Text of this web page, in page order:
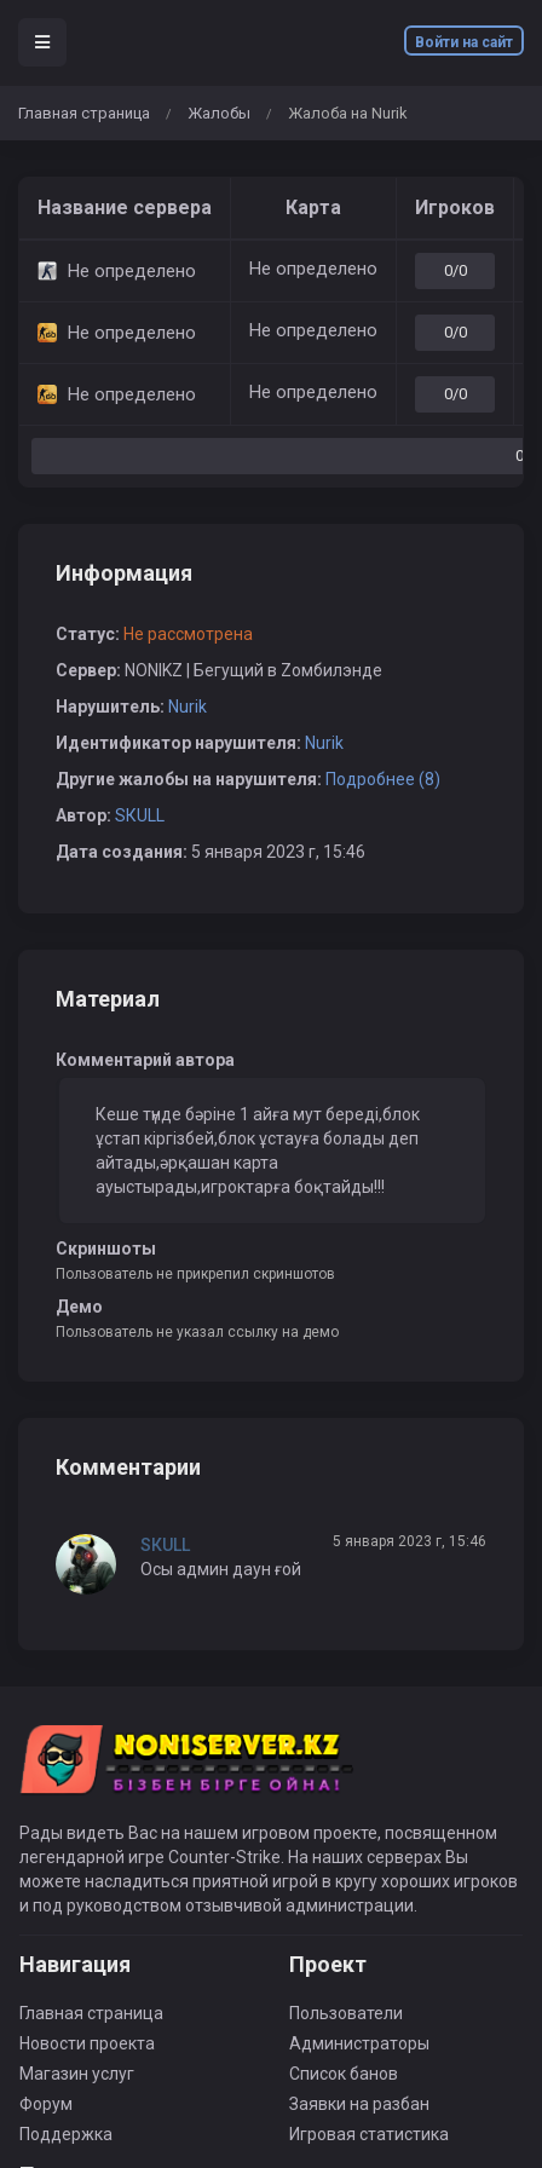
Войти на сайт
Главная страница / Жалобы / Жалоба на Nurik
Название сервера Карта Игроков
Не определено Не определено 0/0
Не определено Не определено 0/0
Не определено Не определено 0/0
0/0
Информация
Статус: Не рассмотрена
Сервер: NONIKZ | Бегущий в Zомбилэнде
Нарушитель: Nurik
Идентификатор нарушителя: Nurik
Другие жалобы на нарушителя: Подробнее (8)
Автор: SКULL
Дата создания: 5 января 2023 г, 15:46
Материал
Комментарий автора
Кеше түнде бәріне 1 айға мут береді,блок
ұстап кіргізбей,блок ұстауға болады деп
айтады,әрқашан карта
ауыстырады,игроктарға боқтайды!!!
Скриншоты
Пользователь не прикрепил скриншотов
Демо
Пользователь не указал ссылку на демо
Комментарии
SКULL 5 января 2023 г, 15:46
Осы админ даун ғой
Рады видеть Вас на нашем игровом проекте, посвященном
легендарной игре Counter-Strike. На наших серверах Вы
можете насладиться приятной игрой в кругу хороших игроков
и под руководством отзывчивой администрации.
Навигация
Главная страница
Новости проекта
Магазин услуг
Форум
Поддержка
Проект
Пользователи
Администраторы
Список банов
Заявки на разбан
Игровая статистика